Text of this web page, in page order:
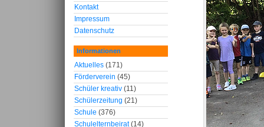
Kontakt
Impressum
Datenschutz
Informationen
Aktuelles (171)
Förderverein (45)
Schüler kreativ (11)
Schülerzeitung (21)
Schule (376)
Schulelternbeirat(14)